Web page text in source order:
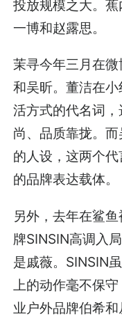
投放规模之大。
一博和赵露思。
茉寻今年三月在
和吴昕。董洁在
活方式的代名词
尚、品质靠拢。
的人设，这两个
的品牌表达载体。
另外，去年在鲨
牌SINSIN高调入
是戚薇。SINSIN
上的动作毫不保
业户外品牌伯希